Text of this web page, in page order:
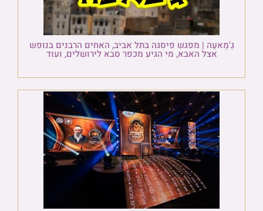
גַ'מַאעַה | מפגש פיסגה בתל אביב, האחים הרבנים בנופש
אצל האבא, מי הגיע מכפר סבא לירושלים, ועוד